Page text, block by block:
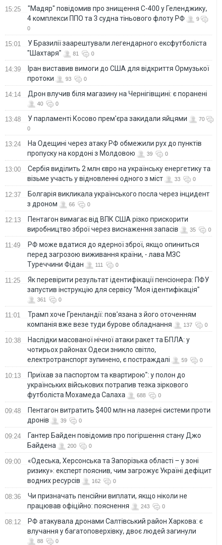
15:25
"Мадяр" повідомив про знищення С-400 у Геленджику,
4 комплекси ППО та 3 судна тіньового флоту РФ
9
0
15:01
У Бразилії заарештували легендарного ексфутболіста
"Шахтаря"
81 0
14:39
Іран виставив вимоги до США для відкриття Ормузької
протоки
93 0
14:14 Дрон влучив біля магазину на Чернігівщині: є поранені
40 0
13:48 У парламенті Косово прем'єра закидали яйцями
70
0
13:24
На Одещині через атаку РФ обмежили рух до пунктів
пропуску на кордоні з Молдовою
39 0
13:00
Сербія виділить 2 млн євро на українську енергетику та
візьме участь у відновленні одного з міст
33 0
12:37
Болгарія викликала українського посла через інцидент
з дроном
66 0
12:13
Пентагон вимагає від ВПК США різко прискорити
виробництво зброї через виснаження запасів
35 0
11:49
РФ може вдатися до ядерної зброї, якщо опиниться
перед загрозою виживання країни, - лава МЗС
Туреччини Фідан
111 0
11:25
Як перевірити результат ідентифікації пенсіонера: ПФУ
запустив інструкцію для сервісу "Моя ідентифікація"
361 0
11:01
Трамп хоче Гренландії: пов'язана з його оточенням
компанія вже везе туди бурове обладнання
137 0
10:38
Наслідки масованої нічної атаки ракет та БПЛА: у
чотирьох районах Одеси зникло світло,
електротранспорт зупинено, є постраждалі
59 0
10:13
Приїхав за паспортом та квартирою": у полон до
українських військових потрапив тезка зіркового
футболіста Мохамеда Салаха
688 0
09:48
Пентагон витратить $400 млн на лазерні системи проти
дронів
39 0
09:24
Гантер Байден повідомив про погіршення стану Джо
Байдена
200 0
09:00
«Одеська, Херсонська та Запорізька області – у зоні
ризику»: експерт пояснив, чим загрожує Україні дефіцит
водних ресурсів
162 0
08:36
Чи призначать пенсійни виплати, якщо ніколи не
працював офіційно: пояснення
243 0
08:12
РФ атакувала дронами Салтівський район Харкова: є
влучання у багатоповерхівку, двоє людей загинули
88 0